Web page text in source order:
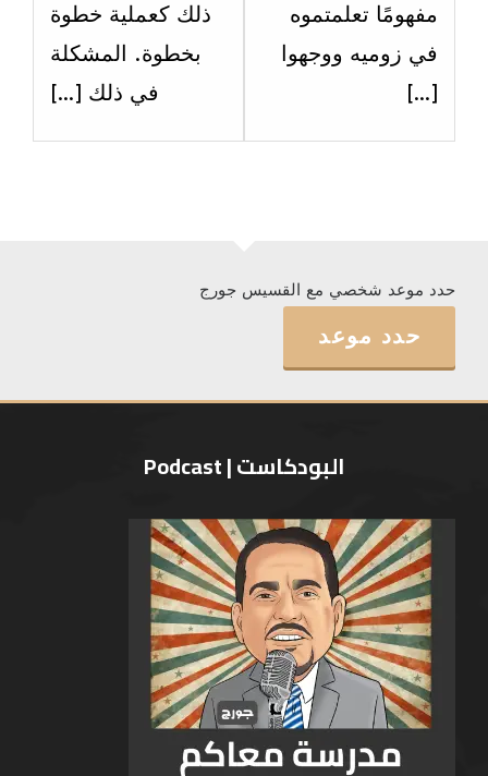
مفهومًا تعلمتموه
في زوميه ووجهوا
[…]
ذلك كعملية خطوة
بخطوة. المشكلة
في ذلك […]
حدد موعد شخصي مع القسيس جورج
حدد موعد
البودكاست | Podcast